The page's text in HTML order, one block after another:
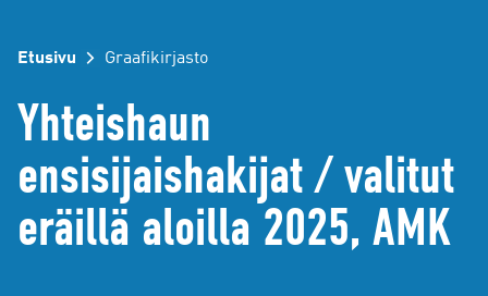
Etusivu Graafikirjasto
Yhteishaun
ensisijaishakijat / valitut
eräillä aloilla 2025, AMK